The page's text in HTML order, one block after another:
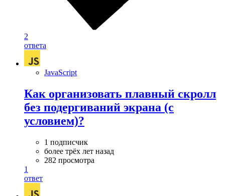
2
ответа
JavaScript
Как организовать плавный скролл
без подергиваний экрана (с
условием)?
1 подписчик
более трёх лет назад
282 просмотра
1
ответ